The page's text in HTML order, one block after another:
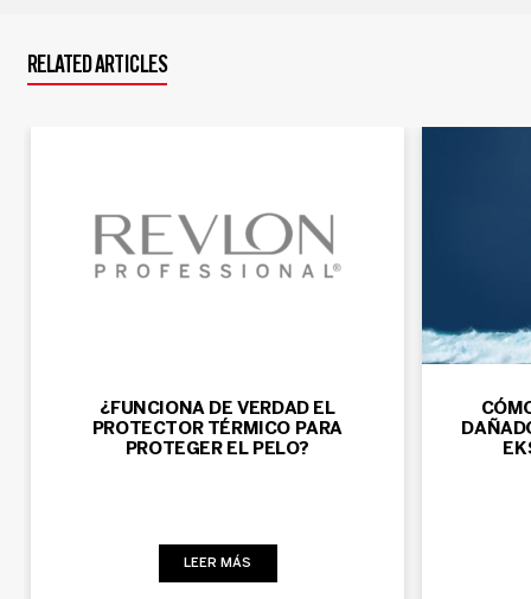
RELATED ARTICLES
¿FUNCIONA DE VERDAD EL
PROTECTOR TÉRMICO PARA
PROTEGER EL PELO?
LEER MÁS